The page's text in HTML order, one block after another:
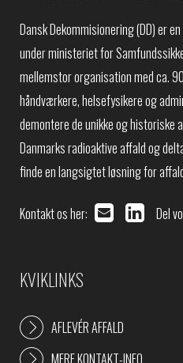
Dansk Dekommisionering (DD) er
under ministeriet for
mellemstor organisation med ca.
håndværkere, helsefysikere og
demontere de unikke og historiske
Danmarks radioaktive affald og
finde en langsigtet løsning for
Kontakt os her: Del
KVIKLINKS
AFLEVÉR AFFALD
MERE KONTAKT-INFO